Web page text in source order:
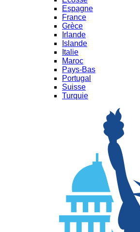
Espagne
France
Grèce
Irlande
Islande
Italie
Maroc
Pays-Bas
Portugal
Suisse
Turquie